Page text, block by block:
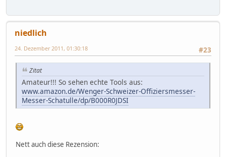
niedlich
#23
24. Dezember 2011, 01:30:18
Zitat
Amateur!!! So sehen echte Tools aus:
www.amazon.de/Wenger-Schweizer-Offiziersmesser-
Messer-Schatulle/dp/B000R0JDSI
Nett auch diese Rezension: